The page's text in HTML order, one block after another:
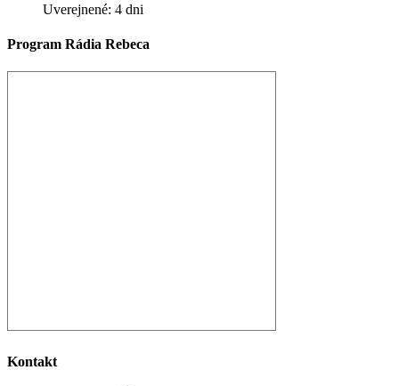
Uverejnené: 4 dni
Program Rádia Rebeca
Kontakt